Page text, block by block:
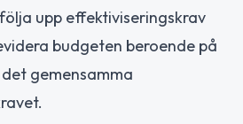
upp effektiviseringskrav
budgeten beroende på
gemensamma